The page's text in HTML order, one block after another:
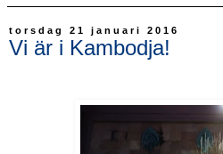
torsdag 21 januari 2016
Vi är i Kambodja!